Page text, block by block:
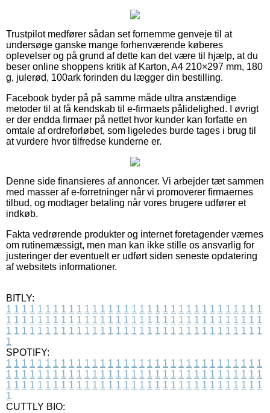
Trustpilot medfører sådan set fornemme genveje til at
undersøge ganske mange forhenværende køberes
oplevelser og på grund af dette kan det være til hjælp, at du
beser online shoppens kritik af Karton, A4 210×297 mm, 180
g, julerød, 100ark forinden du lægger din bestilling.
Facebook byder på på samme måde ultra anstændige
metoder til at få kendskab til e-firmaets pålidelighed. I øvrigt
er der endda firmaer på nettet hvor kunder kan forfatte en
omtale af ordreforløbet, som ligeledes burde tages i brug til
at vurdere hvor tilfredse kunderne er.
Denne side finansieres af annoncer. Vi arbejder tæt sammen
med masser af e-forretninger når vi promoverer firmaernes
tilbud, og modtager betaling når vores brugere udfører et
indkøb.
Fakta vedrørende produkter og internet foretagender værnes
om rutinemæssigt, men man kan ikke stille os ansvarlig for
justeringer der eventuelt er udført siden seneste opdatering
af websitets informationer.
BITLY:
1 1 1 1 1 1 1 1 1 1 1 1 1 1 1 1 1 1 1 1 1 1 1 1 1 1 1 1 1 1 1 1 1
1 1 1 1 1 1 1 1 1 1 1 1 1 1 1 1 1 1 1 1 1 1 1 1 1 1 1 1 1 1 1 1 1
1 1 1 1 1 1 1 1 1 1 1 1 1 1 1 1 1 1 1 1 1 1 1 1 1 1 1 1 1 1 1 1 1
1
SPOTIFY:
1 1 1 1 1 1 1 1 1 1 1 1 1 1 1 1 1 1 1 1 1 1 1 1 1 1 1 1 1 1 1 1 1
1 1 1 1 1 1 1 1 1 1 1 1 1 1 1 1 1 1 1 1 1 1 1 1 1 1 1 1 1 1 1 1 1
1 1 1 1 1 1 1 1 1 1 1 1 1 1 1 1 1 1 1 1 1 1 1 1 1 1 1 1 1 1 1 1 1
1
CUTTLY BIO: